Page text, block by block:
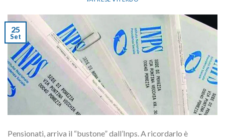
25
Set
Pensionati, arriva il “bustone” dall’Inps. A ricordarlo è